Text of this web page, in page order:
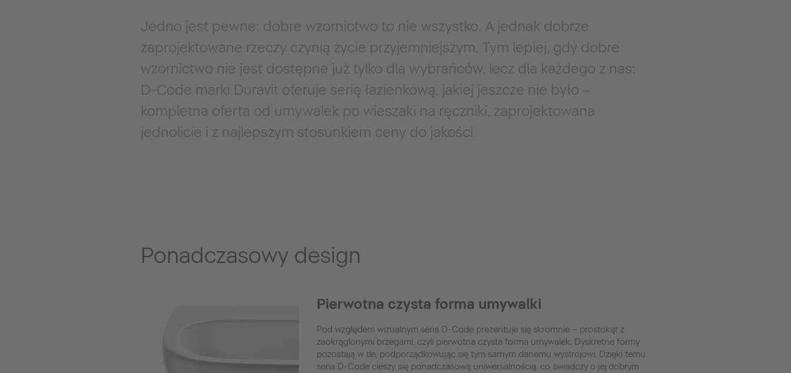
Jedno jest pewne: dobre wzornictwo to nie wszystko. A jednak dobrze
zaprojektowane rzeczy czynią życie przyjemniejszym. Tym lepiej, gdy dobre
wzornictwo nie jest dostępne już tylko dla wybrańców, lecz dla każdego z nas:
D-Code marki Duravit oferuje serię łazienkową, jakiej jeszcze nie było –
kompletna oferta od umywalek po wieszaki na ręczniki, zaprojektowana
jednolicie i z najlepszym stosunkiem ceny do jakości.
Ponadczasowy design
Pierwotna czysta forma umywalki
Pod względem wizualnym seria D-Code prezentuje się skromnie – prostokąt z
zaokrąglonymi brzegami, czyli pierwotna czysta forma umywalek. Dyskretne formy
pozostają w tle, podporządkowując się tym samym danemu wystrojowi. Dzięki temu
seria D-Code cieszy się ponadczasową uniwersalnością, co świadczy o jej dobrym